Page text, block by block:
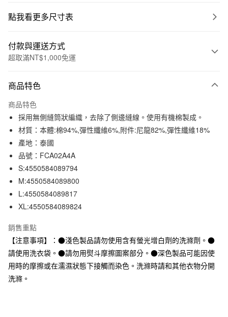
點我看更多尺寸表
付款與運送方式
超取滿NT$1,000免運
信用卡一次付款
信用卡分期付款
3 期 0 利率 每期 NT$83 21家銀行
合作金庫商業銀行
華南商業銀行
上海商業儲蓄銀行
臺灣中小企業銀行
匯豐（台灣）商業銀行
聯邦商業銀行
玉山商業銀行
台新國際商業銀行
中國信託商業銀行
台灣樂天信用卡公司
超商取貨付款
LINE Pay
Apple Pay
街口支付
悠遊付
運送方式
全家取貨付款
每筆NT$65，滿NT$1,000(含以上)免運費
商品特色
商品特色
採用無側縫筒狀編織，去除了側邊縫線。使用有機棉製成。
材質：本體:棉94%,彈性纖維6%,附件:尼龍82%,彈性纖維18%
產地：泰國
品號：FCA02A4A
S:4550584089794
M:4550584089800
L:4550584089817
XL:4550584089824
銷售重點
【注意事項】：●淺色製品請勿使用含有螢光增白劑的洗滌劑。●
請使用洗衣袋。●請勿用熨斗摩擦圖案部分。●深色製品可能因使
用時的摩擦或在濡濕狀態下接觸而染色。洗滌時請和其他衣物分開
洗滌。